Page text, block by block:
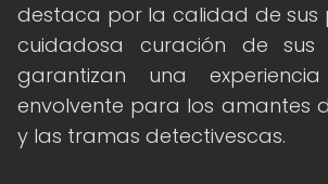
destaca por la calidad de sus
cuidadosa curación de sus
garantizan una
envolvente para los amantes
y las tramas detectivescas.